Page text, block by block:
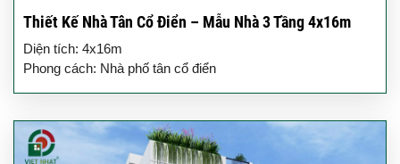
Thiết Kế Nhà Tân Cổ Điển – Mẫu Nhà 3 Tầng 4x16m
Diện tích: 4x16m
Phong cách: Nhà phố tân cổ điển